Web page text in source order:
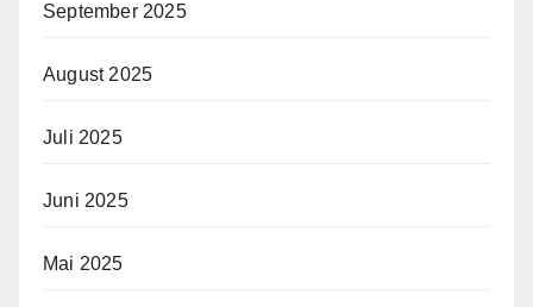
September 2025
August 2025
Juli 2025
Juni 2025
Mai 2025